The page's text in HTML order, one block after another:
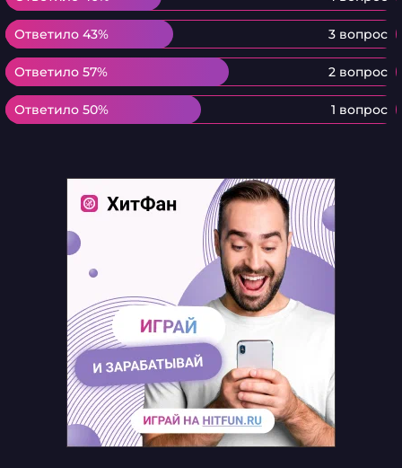
Ответило 43% 3 вопрос
Ответило 43%
Ответило 57% 2 вопрос
Ответило 57%
Ответило 50% 1 вопрос
Ответило 50%